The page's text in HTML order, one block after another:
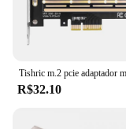
R$32.10